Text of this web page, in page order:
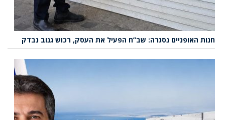
חנות האופניים נסגרה: שב”ח הפעיל את העסק, רכוש גנוב נבדק